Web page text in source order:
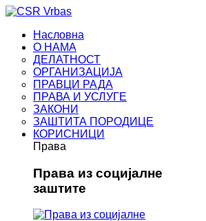
Насловна
О НАМА
ДЕЛАТНОСТ
ОРГАНИЗАЦИЈА
ПРАВЦИ РАДА
ПРАВА И УСЛУГЕ
ЗАКОНИ
ЗАШТИТА ПОРОДИЦЕ
КОРИСНИЦИ
Права
Права из социјалне
заштите